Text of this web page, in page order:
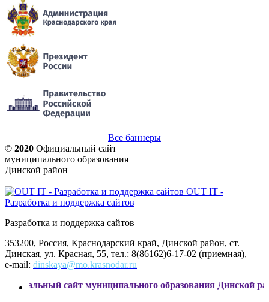
Все баннеры
© 2020 Официальный сайт
муниципального образования
Динской район
OUT IT -
Разработка и поддержка сайтов
Разработка и поддержка сайтов
353200, Россия, Краснодарский край, Динской район, ст.
Динская, ул. Красная, 55, тел.: 8(86162)6-17-02 (приемная),
e-mail: dinskaya@mo.krasnodar.ru
сайт муниципального образования Динской район